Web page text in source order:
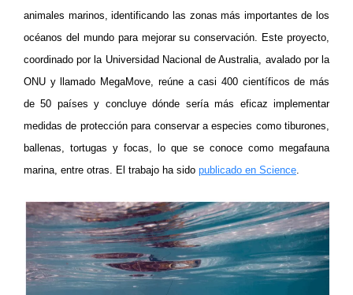
animales marinos, identificando las zonas más importantes de los
océanos del mundo para mejorar su conservación. Este proyecto,
coordinado por la Universidad Nacional de Australia, avalado por la
ONU y llamado MegaMove, reúne a casi 400 científicos de más
de 50 países y concluye dónde sería más eficaz implementar
medidas de protección para conservar a especies como tiburones,
ballenas, tortugas y focas, lo que se conoce como megafauna
marina, entre otras. El trabajo ha sido publicado en Science